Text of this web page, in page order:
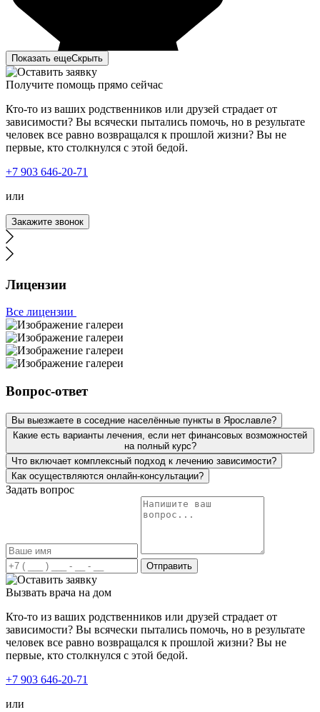
Я столкнулся с игроманией еще во времена игровых
аппаратов. Аппараты пропали, началась новая волна:
ставки в интернете, куда не зайдешь, все пестрит этой
рекламой. Азарт был большой, иногда терял за вечер
деньгах было некому, но сам себе врать уже не мог.
Понял, что мне необходима помощь. Обратился к вам и
нисколько не жалею! Опытный психолог вашей
клиники очень доступно мне объяснил, почему у меня
психики. Мне подобрали план лечения. Каждый сеанс с
Благодарен вам за ваш труд и работу. Разжевали мне все,
Показать ещеСкрыть
Получите помощь прямо сейчас
Кто-то из ваших родственников или друзей страдает от
зависимости? Вы всячески пытались помочь, но в результате
человек все равно возвращался к прошлой жизни? Вы не
первые, кто столкнулся с этой бедой.
+7 903 646-20-71
или
Закажите звонок
Лицензии
Все лицензии
Вопрос-ответ
Вы выезжаете в соседние населённые пункты в Ярославле?
Какие есть варианты лечения, если нет финансовых возможностей
на полный курс?
Что включает комплексный подход к лечению зависимости?
Как осуществляются онлайн-консультации?
Задать вопрос
Отправить
Вызвать врача на дом
Кто-то из ваших родственников или друзей страдает от
зависимости? Вы всячески пытались помочь, но в результате
человек все равно возвращался к прошлой жизни? Вы не
первые, кто столкнулся с этой бедой.
+7 903 646-20-71
или